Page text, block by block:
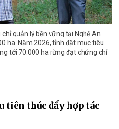
quản lý bền vững tại Nghệ An
ha. Năm 2026, tỉnh đặt mục tiêu
tới 70.000 ha rừng đạt chứng chỉ
tiên thúc đẩy hợp tác